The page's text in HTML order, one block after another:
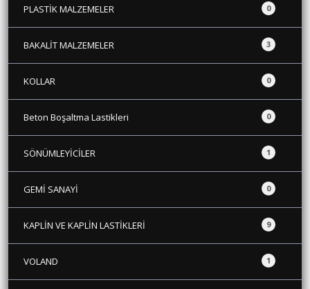
0
PLASTİK MALZEMELER
3
BAKALİT MALZEMELER
0
KOLLAR
0
Beton Boşaltma Lastikleri
1
SÖNÜMLEYİCİLER
0
GEMİ SANAYİ
9
KAPLİN VE KAPLİN LASTİKLERİ
1
VOLAND